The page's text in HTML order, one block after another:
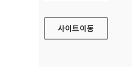
사이트이동